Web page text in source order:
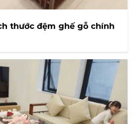
thước đệm ghế gỗ chính